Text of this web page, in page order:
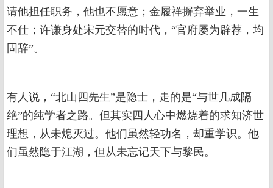
请他担任职务，他也不愿意；金履祥摒弃举业，一生
不仕；许谦身处宋元交替的时代，“官府屡为辟荐，均
固辞”。
有人说，“北山四先生”是隐士，走的是“与世几成隔
绝”的纯学者之路。但其实四人心中燃烧着的求知济世
理想，从未熄灭过。他们虽然轻功名，却重学识。他
们虽然隐于江湖，但从未忘记天下与黎民。